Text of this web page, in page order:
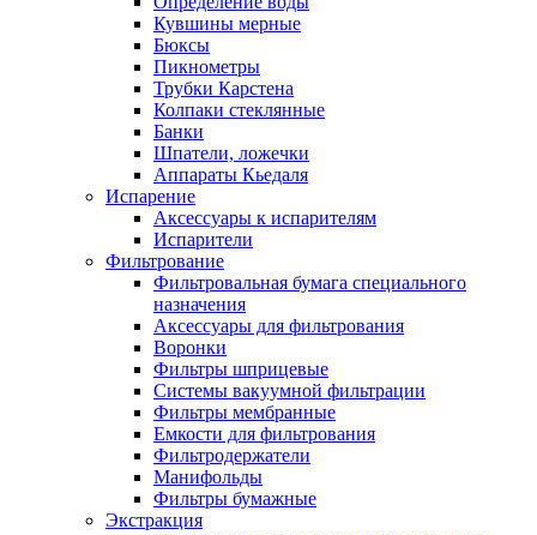
Кувшины мерные
Бюксы
Пикнометры
Трубки Карстена
Колпаки стеклянные
Банки
Шпатели, ложечки
Аппараты Кьедаля
Испарение
Аксессуары к испарителям
Испарители
Фильтрование
Фильтровальная бумага специального
назначения
Аксессуары для фильтрования
Воронки
Фильтры шприцевые
Системы вакуумной фильтрации
Фильтры мембранные
Емкости для фильтрования
Фильтродержатели
Манифольды
Фильтры бумажные
Экстракция